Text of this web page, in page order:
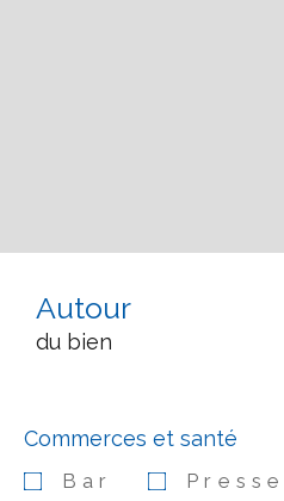
Autour
du bien
Commerces et santé
Bar